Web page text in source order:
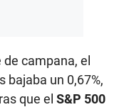
campana, el
bajaba un 0,67%,
que el S&P 500